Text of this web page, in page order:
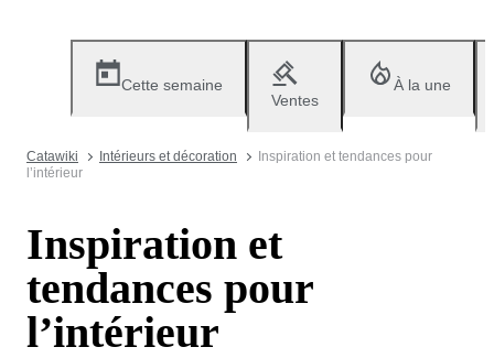
Cette semaine
Ventes
À la une
Catawiki Intérieurs et décoration
Inspiration et tendances pour
l’intérieur
Inspiration et
tendances pour
l’intérieur